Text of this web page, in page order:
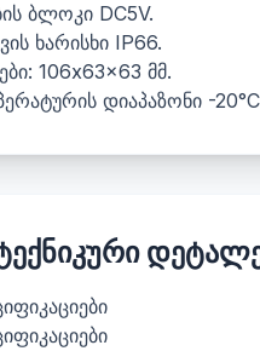
ბლოკი DC5V.
ხარისხი IP66.
106x63x63 მმ.
დიაპაზონი -